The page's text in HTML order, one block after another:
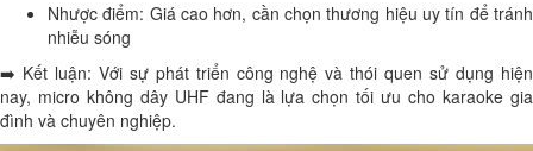
Nhược điểm: Giá cao hơn, cần chọn thương hiệu uy tín để tránh
nhiễu sóng
➡️ Kết luận: Với sự phát triển công nghệ và thói quen sử dụng hiện
nay, micro không dây UHF đang là lựa chọn tối ưu cho karaoke gia
đình và chuyên nghiệp.